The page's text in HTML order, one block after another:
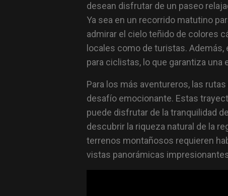
desean disfrutar de un paseo
Ya sea en un recorrido matutino
admirar el cielo teñido de colores
locales como de turistas.
para ciclistas, lo que garantiza una
Para los más aventureros, las
desafío emocionante. Estas
puede disfrutar de la tranquilidad
descubrir la riqueza natural de la
terrenos montañosos requieren
vistas panorámicas